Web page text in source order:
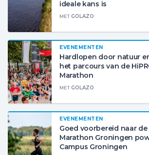
ideale kans is
METGOLAZO
EVENEMENTEN
Hardlopen door natuur
het parcours van de
Marathon
METGOLAZO
EVENEMENTEN
Goed voorbereid naar
Marathon Groningen
Campus Groningen